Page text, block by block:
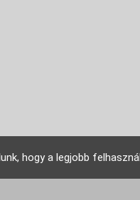
hogy a legjobb